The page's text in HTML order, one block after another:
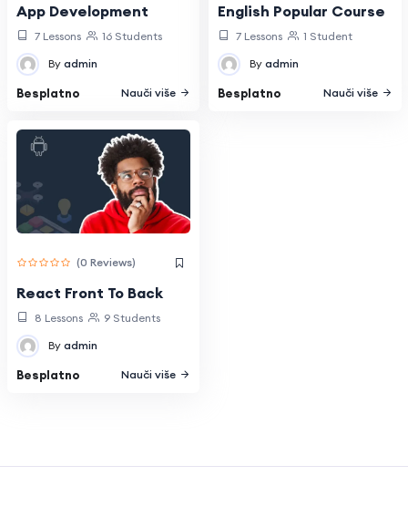
App Development
7 Lessons 16 Students
By admin
Besplatno Nauči više
English Popular Course
7 Lessons 1 Student
By admin
Besplatno Nauči više
(0 Reviews)
React Front To Back
8 Lessons 9 Students
By admin
Besplatno Nauči više